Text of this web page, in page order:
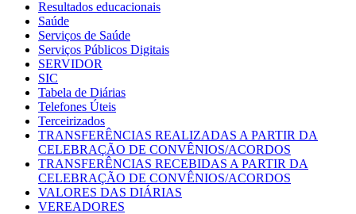
Resultados educacionais
Saúde
Serviços de Saúde
Serviços Públicos Digitais
SERVIDOR
SIC
Tabela de Diárias
Telefones Úteis
Terceirizados
TRANSFERÊNCIAS REALIZADAS A PARTIR DA
CELEBRAÇÃO DE CONVÊNIOS/ACORDOS
TRANSFERÊNCIAS RECEBIDAS A PARTIR DA
CELEBRAÇÃO DE CONVÊNIOS/ACORDOS
VALORES DAS DIÁRIAS
VEREADORES